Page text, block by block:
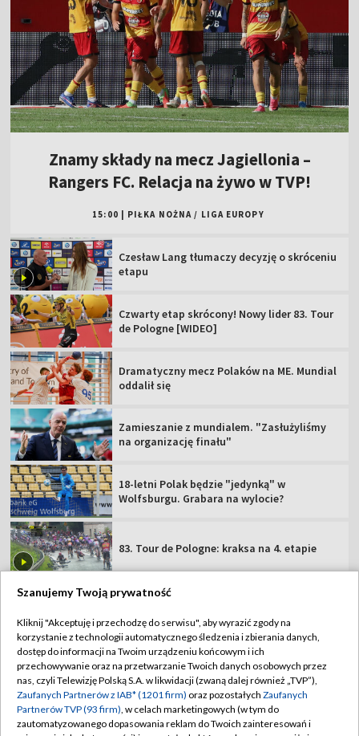
Znamy składy na mecz Jagiellonia –
Rangers FC. Relacja na żywo w TVP!
15:00 PIŁKA NOŻNA / LIGA EUROPY
Czesław Lang tłumaczy decyzję o skróceniu
etapu
Czwarty etap skrócony! Nowy lider 83. Tour
de Pologne [WIDEO]
Dramatyczny mecz Polaków na ME. Mundial
oddalił się
Zamieszanie z mundialem. "Zasłużyliśmy
na organizację finału"
18-letni Polak będzie "jedynką" w
Wolfsburgu. Grabara na wylocie?
83. Tour de Pologne: kraksa na 4. etapie
TVP
Abonament TVP
Sklep TVP
Biuro Reklamy
Regulamin TVP
Polityka prywatności
Moje zgody
Szanujemy Twoją prywatność
Kliknij "Akceptuję i przechodzę do serwisu", aby wyrazić zgody na
korzystanie z technologii automatycznego śledzenia i zbierania danych,
dostęp do informacji na Twoim urządzeniu końcowym i ich
przechowywanie oraz na przetwarzanie Twoich danych osobowych przez
nas, czyli Telewizję Polską S.A. w likwidacji (zwaną dalej również „TVP”),
Zaufanych Partnerów z IAB* (1201 firm) oraz pozostałych Zaufanych
Partnerów TVP (93 firm), w celach marketingowych (w tym do
zautomatyzowanego dopasowania reklam do Twoich zainteresowań i